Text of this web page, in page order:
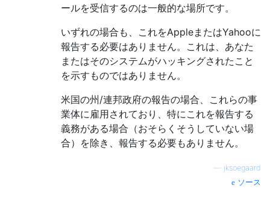
ールを受信するのは一般的な場所です。
いずれの場合も、これをAppleまたはYahooに
報告する必要はありません。これは、あなた
またはそのシステムがハッキングされたこと
を示すものではありません。
米国の州/連邦政府の報告の場合、これらの事
業体に雇用されており、特にこれを報告する
義務がある場合（おそらくそうしていない場
合）を除き、報告する必要もありません。
jksoegaard
ソース